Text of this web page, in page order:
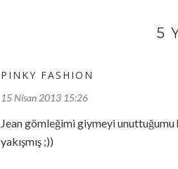
5
PINKY FASHION
15 Nisan 2013 15:26
Jean gömleğimi giymeyi unuttuğumu
yakışmış ;))